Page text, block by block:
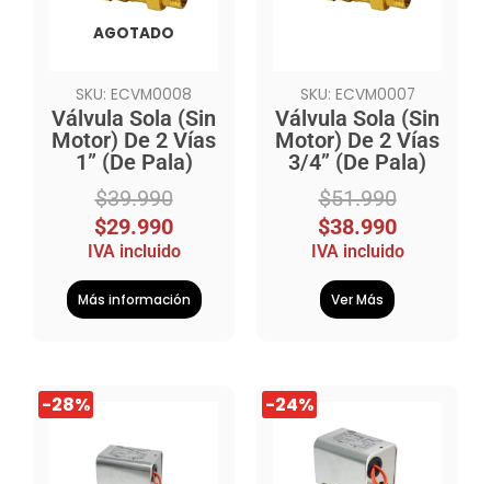
AGOTADO
SKU: ECVM0008
Válvula Sola (Sin
Motor) De 2 Vías
1” (De Pala)
$39.990
$29.990
IVA incluido
Más información
SKU: ECVM0007
Válvula Sola (Sin
Motor) De 2 Vías
3/4” (De Pala)
$51.990
$38.990
IVA incluido
Ver Más
-28%
El
precio
original
El
precio
actual
-24%
El
precio
original
El
precio
actual